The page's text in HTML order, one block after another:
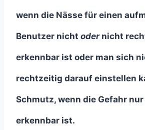
wenn die Nässe für einen
Benutzer nicht odernicht
erkennbar ist oder man sich
rechtzeitig darauf einstellen
Schmutz, wenn die Gefahr
erkennbar ist.